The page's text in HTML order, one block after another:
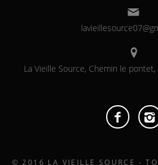
La Vieille Source, Chemin le
© 2016 LA VIEILLE SOURCE -